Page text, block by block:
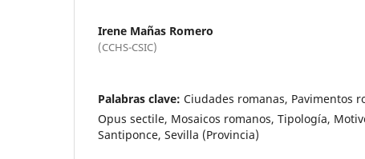
Irene Mañas Romero
(CCHS-CSIC)
Palabras clave: Ciudades romanas, Pavimentos
Opus sectile, Mosaicos romanos, Tipología,
Santiponce, Sevilla (Provincia)